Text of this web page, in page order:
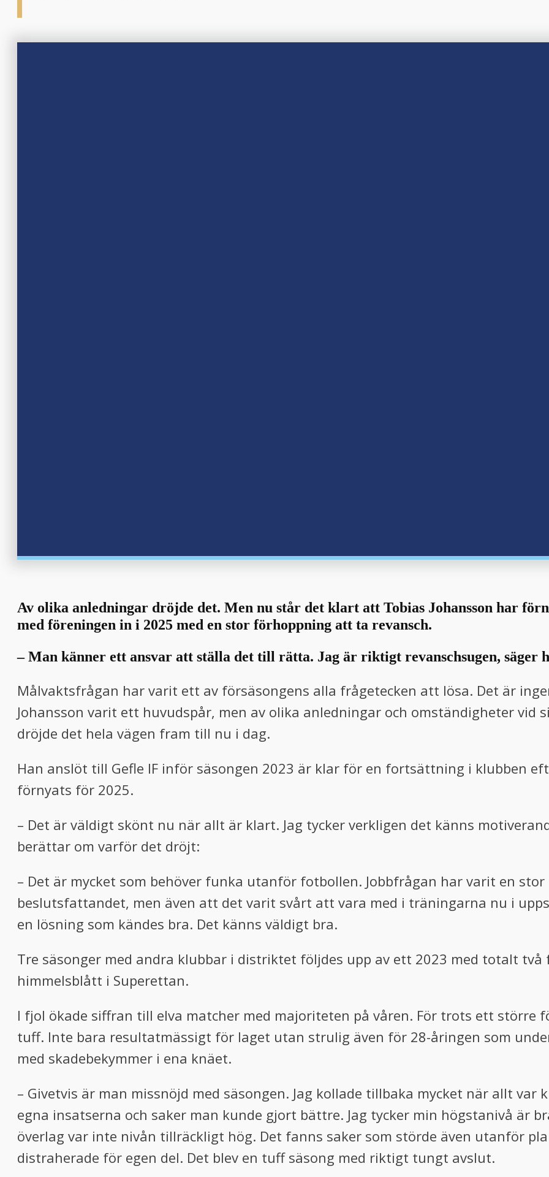
Av olika anledningar dröjde det. Men nu står det klart att Tobias Johansson har
med föreningen in i 2025 med en stor förhoppning att ta revansch.
– Man känner ett ansvar att ställa det till rätta. Jag är riktigt revanschsugen, säger
Målvaktsfrågan har varit ett av försäsongens alla frågetecken att lösa. Det är
Johansson varit ett huvudspår, men av olika anledningar och omständigheter vid
dröjde det hela vägen fram till nu i dag.
Han anslöt till Gefle IF inför säsongen 2023 är klar för en fortsättning i klubben
förnyats för 2025.
– Det är väldigt skönt nu när allt är klart. Jag tycker verkligen det känns
berättar om varför det dröjt:
– Det är mycket som behöver funka utanför fotbollen. Jobbfrågan har varit en
beslutsfattandet, men även att det varit svårt att vara med i träningarna nu i
en lösning som kändes bra. Det känns väldigt bra.
Tre säsonger med andra klubbar i distriktet följdes upp av ett 2023 med totalt
himmelsblått i Superettan.
I fjol ökade siffran till elva matcher med majoriteten på våren. För trots ett större
tuff. Inte bara resultatmässigt för laget utan strulig även för 28-åringen som
med skadebekymmer i ena knäet.
– Givetvis är man missnöjd med säsongen. Jag kollade tillbaka mycket när allt var
egna insatserna och saker man kunde gjort bättre. Jag tycker min högstanivå är
överlag var inte nivån tillräckligt hög. Det fanns saker som störde även utanför
distraherade för egen del. Det blev en tuff säsong med riktigt tungt avslut.